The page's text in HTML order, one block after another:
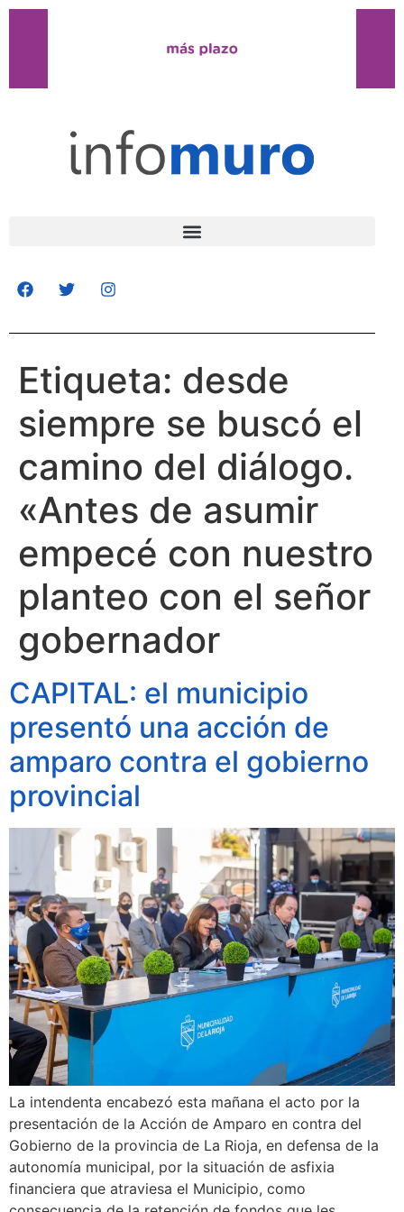
Etiqueta: desde
siempre se buscó el
camino del diálogo.
«Antes de asumir
empecé con nuestro
planteo con el señor
gobernador
CAPITAL: el municipio
presentó una acción de
amparo contra el gobierno
provincial
La intendenta encabezó esta mañana el acto por la
presentación de la Acción de Amparo en contra del
Gobierno de la provincia de La Rioja, en defensa de la
autonomía municipal, por la situación de asfixia
financiera que atraviesa el Municipio, como